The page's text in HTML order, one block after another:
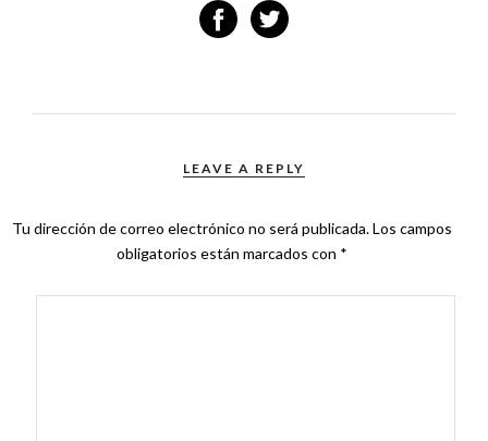
LEAVE A REPLY
Tu dirección de correo electrónico no será publicada.Los campos
obligatorios están marcados con *